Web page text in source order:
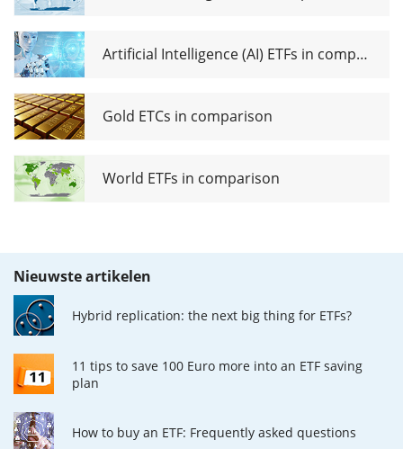
Artificial Intelligence (AI) ETFs in comparison
Gold ETCs in comparison
World ETFs in comparison
Nieuwste artikelen
Hybrid replication: the next big thing for ETFs?
11 tips to save 100 Euro more into an ETF saving
plan
How to buy an ETF: Frequently asked questions